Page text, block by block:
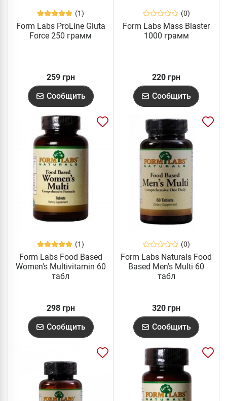
(1)
Form Labs ProLine Gluta
Force 250 грамм
259 грн
Сообщить
(0)
Form Labs Mass Blaster
1000 грамм
220 грн
Сообщить
(1)
Form Labs Food Based
Women's Multivitamin 60
табл
298 грн
Сообщить
(0)
Form Labs Naturals Food
Based Men's Multi 60
табл
320 грн
Сообщить